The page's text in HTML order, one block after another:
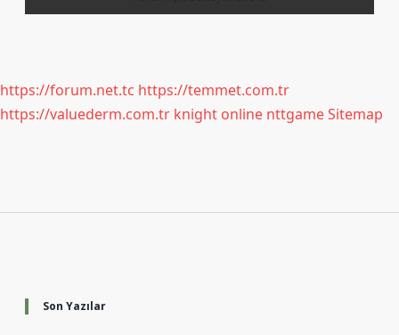
https://forum.net.tc https://temmet.com.tr
https://valuederm.com.tr knight online nttgameSitemap
Son Yazılar